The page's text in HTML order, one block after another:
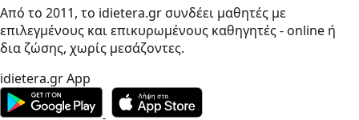
Από το 2011, το idietera.gr συνδέει μαθητές με
επιλεγμένους και επικυρωμένους καθηγητές - online ή
δια ζώσης, χωρίς μεσάζοντες.
idietera.gr App